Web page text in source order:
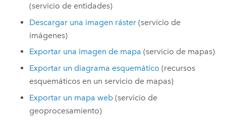
(servicio de entidades)
Descargar una imagen ráster (servicio de
imágenes)
Exportar una imagen de mapa (servicio de mapas)
Exportar un diagrama esquemático (recursos
esquemáticos en un servicio de mapas)
Exportar un mapa web (servicio de
geoprocesamiento)